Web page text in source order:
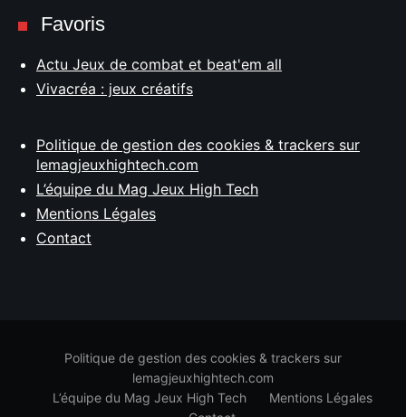
Favoris
Actu Jeux de combat et beat'em all
Vivacréa : jeux créatifs
Politique de gestion des cookies & trackers sur
lemagjeuxhightech.com
L’équipe du Mag Jeux High Tech
Mentions Légales
Contact
Politique de gestion des cookies & trackers sur
lemagjeuxhightech.com
L’équipe du Mag Jeux High Tech
Mentions Légales